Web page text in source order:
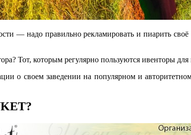
— надо правильно рекламировать и пиарить
Тот, которым регулярно пользуются ивенторы
о своем заведении на популярном и